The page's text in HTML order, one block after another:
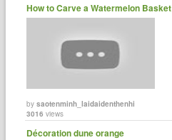
How to Carve a Watermelon Basket
bysaotenminh_laidaidenthenhi
3016 views
Décoration dune orange